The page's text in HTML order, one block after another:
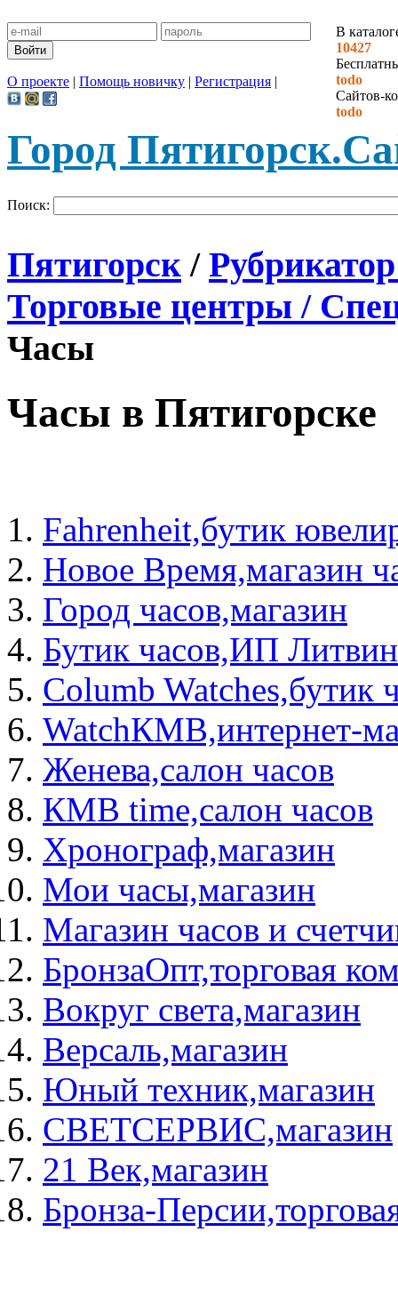
В
10427
todo
Сайтов-
todo
О проекте | Помощь новичку | Регистрация |
Город Пятигорск.
Поиск:
Пятигорск /
Торговые центры /
Часы
Часы в Пятигорске
Fahrenheit,бутик
Новое Время,магазин
Город часов,магазин
Бутик часов,ИП
Columb Watches,бутик
WatchКМВ,интернет-
Женева,салон часов
КМВ time,салон часов
Хронограф,магазин
Мои часы,магазин
Магазин часов и
БронзаОпт,торговая
Вокруг света,магазин
Версаль,магазин
Юный техник,магазин
СВЕТСЕРВИС,магазин
21 Век,магазин
Бронза-